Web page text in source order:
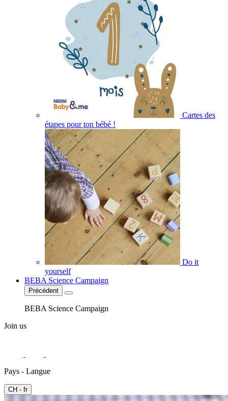
Cartes des
étapes pour ton bébé !
Do it
yourself
BEBA Science Campaign
Précédent
BEBA Science Campaign
Join us
Pays - Langue
CH - fr